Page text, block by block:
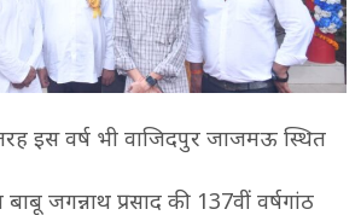
इस वर्ष भी वाजिदपुर जाजमऊ स्थित
जगन्नाथ प्रसाद की 137वीं वर्षगांठ